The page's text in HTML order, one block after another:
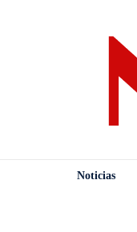
Noticias